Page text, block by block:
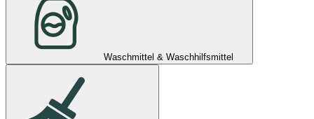
Waschmittel & Waschhilfsmittel